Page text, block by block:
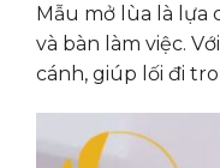
Mẫu mở lùa là lựa
và bàn làm việc. Với
cánh, giúp lối đi